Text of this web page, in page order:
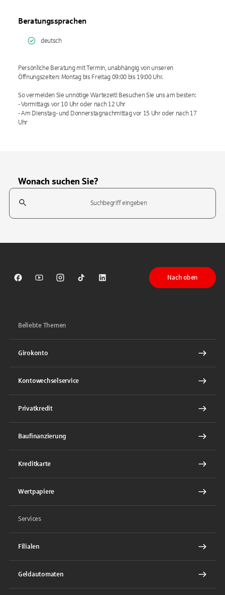
Beratungssprachen
deutsch
Persönliche Beratung mit Termin, unabhängig von unseren
Öffnungszeiten: Montag bis Freitag 09:00 bis 19:00 Uhr.
So vermeiden Sie unnötige Wartezeit! Besuchen Sie uns am besten:
- Vormittags vor 10 Uhr oder nach 12 Uhr
- Am Dienstag- und Donnerstagnachmittag vor 15 Uhr oder nach 17
Uhr
Wonach suchen Sie?
Suchfeld
Sparkasse auf Facebook
Sparkasse auf Youtube
Sparkasse auf Instagram
Sparkasse auf TikTok
Sparkasse auf LinkedIn
Nach oben
Beliebte Themen
Girokonto
Kontowechselservice
Privatkredit
Baufinanzierung
Kreditkarte
Wertpapiere
Services
Filialen
Geldautomaten